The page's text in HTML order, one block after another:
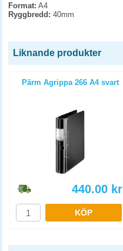
Format: A4
Ryggbredd: 40mm
Liknande produkter
Pärm Agrippa 266 A4 svart
440.00 kr
KÖP